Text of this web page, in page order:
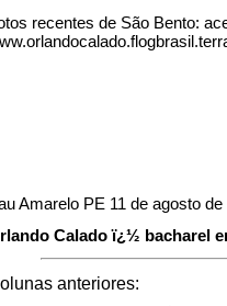
recentes de São Bento:
Amarelo PE 11 de agosto de
Calado ï¿½ bacharel
anteriores: